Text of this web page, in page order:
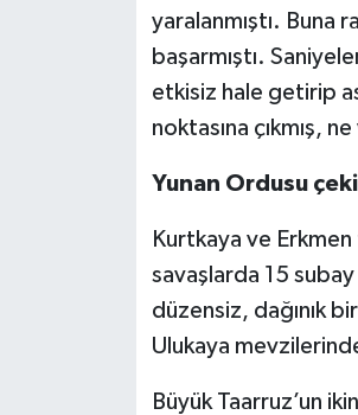
yaralanmıştı. Buna
başarmıştı.
etkisiz hale getirip
noktasına çıkmış,
Yunan Ordusu
Kurtkaya ve
savaşlarda 15
düzensiz, dağınık
Ulukaya
Büyük Taarruz’un